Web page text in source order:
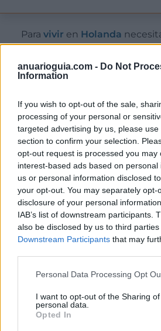
anuarioguia.com - Do Not
Information
If you wish to opt-out of the sale,
processing of your personal or
targeted advertising by us, please
section to confirm your selection.
opt-out request is processed you may
interest-based ads based on
us or personal information disclosed
your opt-out. You may separately opt-
disclosure of your personal
IAB’s list of downstream participants.
also be disclosed by us to third
Downstream Participants that may
Personal Data Processing Opt
I want to opt-out of the Sharing
personal data.
Opted In
Para vivir en Holanda
obtener el BSN, el
como un DNI o número de la
Recibirás un número de identificación fiscal del
servicio de Hacienda holandés
este documento te será
empresa donde vayas a
importante documento todas
informan a las autoridades
trabajando para ella.